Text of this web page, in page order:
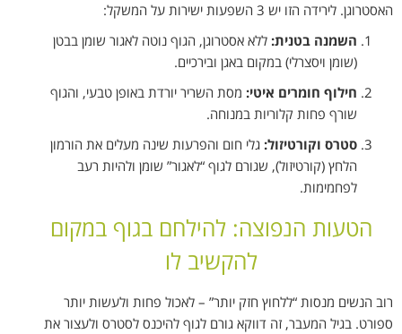
האסטרוגן. לירידה הזו יש 3 השפעות ישירות על המשקל:
השמנה בטנית: ללא אסטרוגן, הגוף נוטה לאגור שומן בבטן
(שומן ויסצרלי) במקום באגן ובירכיים.
חילוף חומרים איטי: מסת השריר יורדת באופן טבעי, והגוף
שורף פחות קלוריות במנוחה.
סטרס וקורטיזול: גלי חום והפרעות שינה מעלים את הורמון
הלחץ (קורטיזול), שגורם לגוף “לאגור” שומן ולהיות רעב
לפחמימות.
הטעות הנפוצה: להילחם בגוף במקום
להקשיב לו
רוב הנשים מנסות “ללחוץ חזק יותר” – לאכול פחות ולעשות יותר
ספורט. בגיל המעבר, זה דווקא גורם לגוף להיכנס לסטרס ולעצור את